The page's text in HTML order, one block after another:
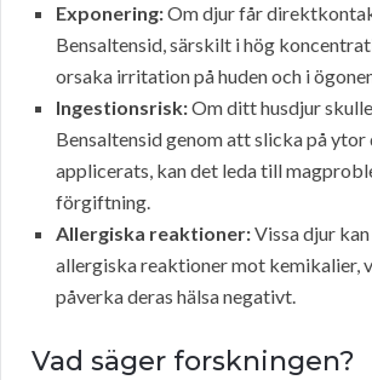
Exponering:Om djur får
Bensaltensid, särskilt i hög
orsaka irritation på huden och i
Ingestionsrisk:Om ditt husdjur
Bensaltensid genom att slicka på ytor
applicerats, kan det leda till
förgiftning.
Allergiska reaktioner:Vissa djur
allergiska reaktioner mot kemikalier,
påverka deras hälsa negativt.
Vad säger forskningen?